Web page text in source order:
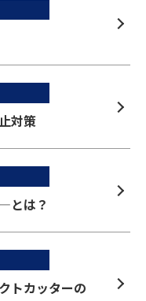
対策
とは？
トカッターの